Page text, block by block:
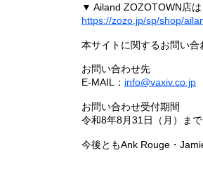
▼ Ailand ZOZOTOWN店は
https://zozo.jp/sp/shop/
本サイトに関するお問い合
お問い合わせ先
E-MAIL： info@vaxiv.co.jp
お問い合わせ受付期間
令和8年8月31日（月）まで
今後ともAnk Rouge・